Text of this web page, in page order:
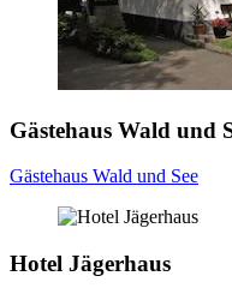
Gästehaus Wald und
Gästehaus Wald und See
Hotel Jägerhaus